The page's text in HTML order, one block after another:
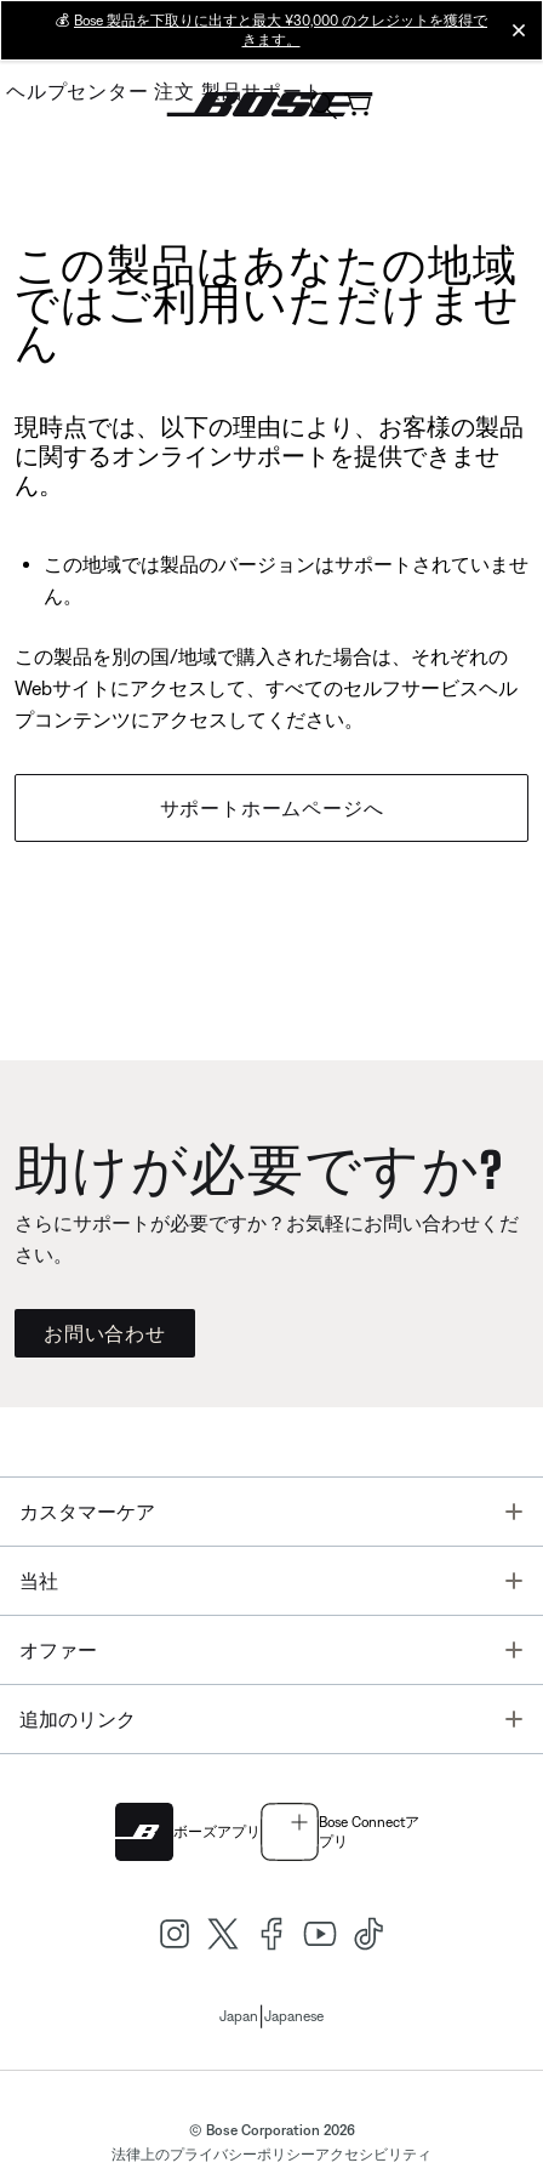
Main
💰 Bose 製品を下取りに出すと最大 ¥30,000 のクレジットを獲得で
きます。
ヘルプセンター 注文 製品サポート
この製品はあなたの地域
ではご利用いただけませ
ん
現時点では、以下の理由により、お客様の製品
に関するオンラインサポートを提供できませ
ん。
この地域では製品のバージョンはサポートされていませ
ん。
この製品を別の国/地域で購入された場合は、それぞれの
Webサイトにアクセスして、すべてのセルフサービスヘル
プコンテンツにアクセスしてください。
サポートホームページへ
助けが必要ですか?
さらにサポートが必要ですか？お気軽にお問い合わせくだ
さい。
お問い合わせ
カスタマーケア
当社
オファー
追加のリンク
ボーズアプリ
Bose Connectア
プリ
Japan Japanese
© Bose Corporation 2026
法律上のプライバシーポリシーアクセシビリティ